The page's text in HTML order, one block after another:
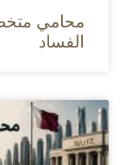
محامي
الفساد